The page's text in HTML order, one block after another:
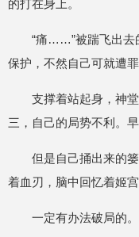
的打在身上。
“痛……”被踹飞出去
保护，不然自己可就遭罪
支撑着站起身，神
三，自己的局势不利。
但是自己捅出来的
着血刃，脑中回忆着姬
一定有办法破局的。